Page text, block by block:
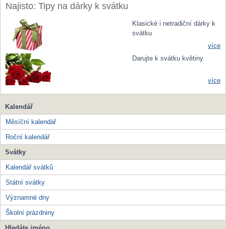
Najisto: Tipy na dárky k svátku
Klasické i netradiční dárky k
svátku
více
Darujte k svátku květiny
více
Kalendář
Měsíční kalendář
Roční kalendář
Svátky
Kalendář svátků
Státní svátky
Významné dny
Školní prázdniny